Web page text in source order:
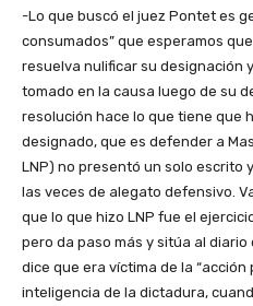
-Lo que buscó el juez Pontet es
consumados” que esperamos
resuelva nulificar su designación
tomado en la causa luego de su
resolución hace lo que tiene que
designado, que es defender a
LNP) no presentó un solo escrito
las veces de alegato defensivo.
que lo que hizo LNP fue el
pero da paso más y sitúa al
dice que era víctima de la
inteligencia de la dictadura,